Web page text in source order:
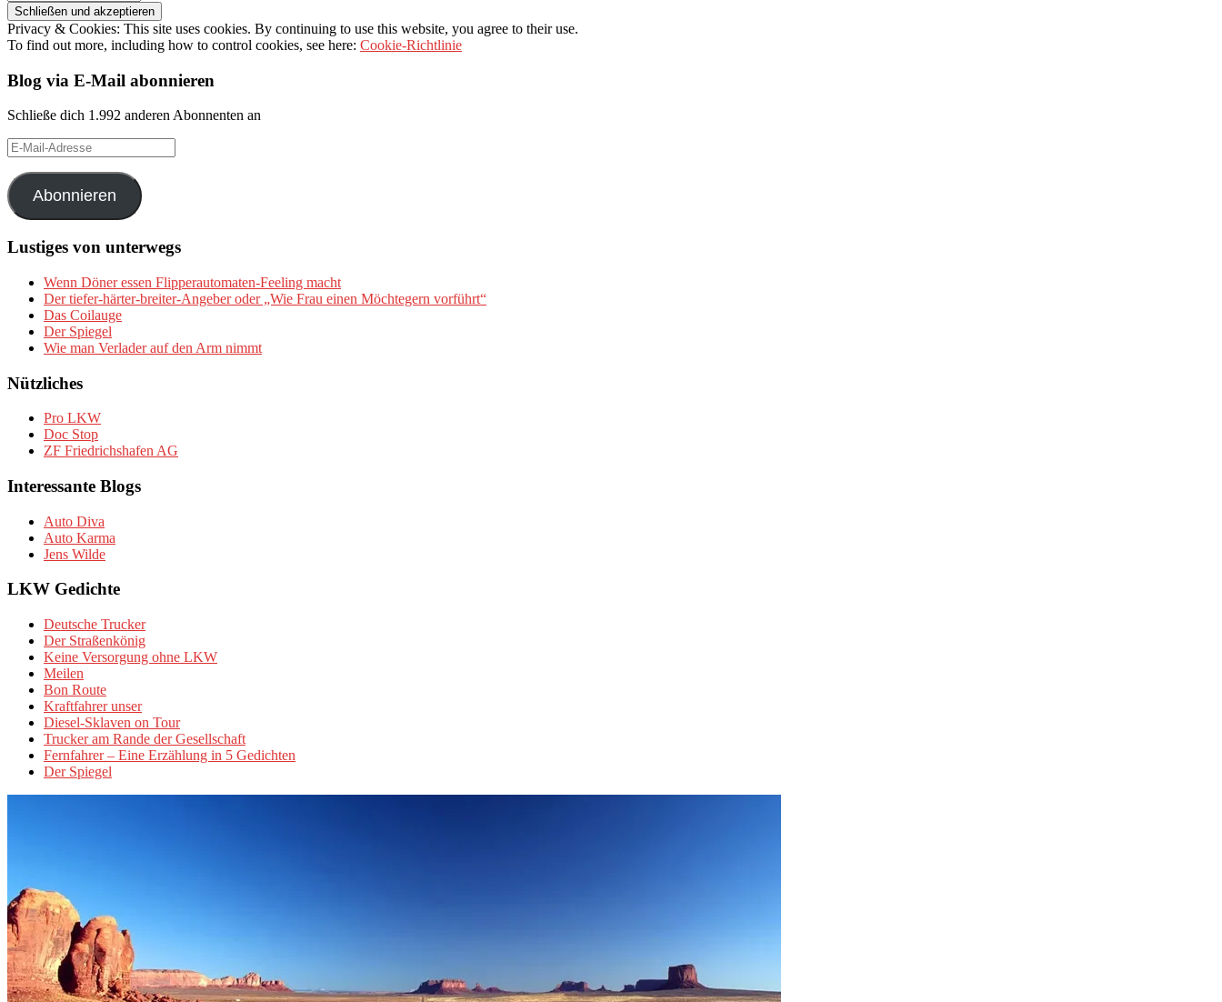
Privacy & Cookies: This site uses cookies. By continuing to use this website, you agree to their use.
To find out more, including how to control cookies, see here: Cookie-Richtlinie
Blog via E-Mail abonnieren
Schließe dich 1.992 anderen Abonnenten an
E-
Mail-
Adresse
Abonnieren
Lustiges von unterwegs
Wenn Döner essen Flipperautomaten-Feeling macht
Der tiefer-härter-breiter-Angeber oder „Wie Frau einen Möchtegern vorführt“
Das Coilauge
Der Spiegel
Wie man Verlader auf den Arm nimmt
Nützliches
Pro LKW
Doc Stop
ZF Friedrichshafen AG
Interessante Blogs
Auto Diva
Auto Karma
Jens Wilde
LKW Gedichte
Deutsche Trucker
Der Straßenkönig
Keine Versorgung ohne LKW
Meilen
Bon Route
Kraftfahrer unser
Diesel-Sklaven on Tour
Trucker am Rande der Gesellschaft
Fernfahrer – Eine Erzählung in 5 Gedichten
Der Spiegel